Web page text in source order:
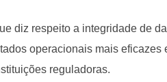
diz respeito a integridade de
operacionais mais eficazes
reguladoras.